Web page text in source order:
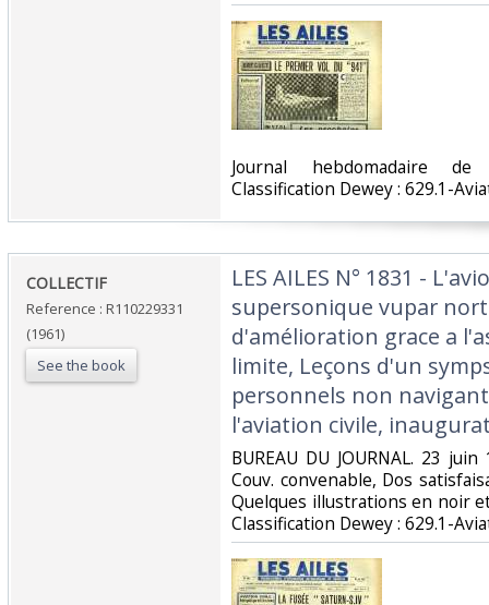
‎Journal hebdomadaire
Classification Dewey : 629.1-
‎COLLECTIF‎
Reference : R110229331
(1961)
See the book
‎LES AILES N° 1831 -
supersonique vupar
d'amélioration grace a
limite, Leçons d'un
personnels non
l'aviation civile,
‎BUREAU DU JOURNAL. 23
Couv. convenable, Dos
Quelques illustrations en noir
Classification Dewey : 629.1-